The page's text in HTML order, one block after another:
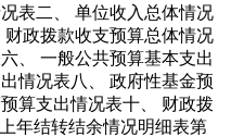
表二、 单位收入总体情况
财政拨款收支预算总体情况
六、 一般公共预算基本支出
情况表八、 政府性基金预
算支出情况表十、 财政拨
年结转结余情况明细表第